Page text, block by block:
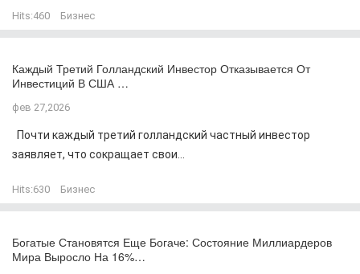
Hits:460 Бизнес
Каждый Третий Голландский Инвестор Отказывается От
Инвестиций В США …
фев 27,2026
Почти каждый третий голландский частный инвестор
заявляет, что сокращает свои...
Hits:630 Бизнес
Богатые Становятся Еще Богаче: Состояние Миллиардеров
Мира Выросло На 16%…